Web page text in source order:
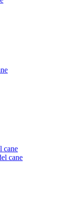
cane
cane